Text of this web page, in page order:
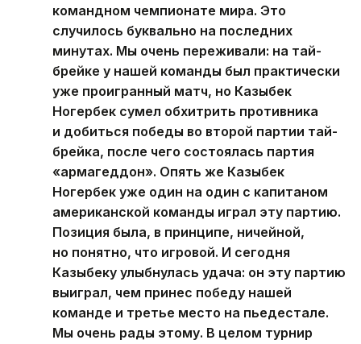
командном чемпионате мира. Это
случилось буквально на последних
минутах. Мы очень переживали: на тай-
брейке у нашей команды был практически
уже проигранный матч, но Казыбек
Ногербек сумел обхитрить противника
и добиться победы во второй партии тай-
брейка, после чего состоялась партия
«армагеддон». Опять же Казыбек
Ногербек уже один на один с капитаном
американской команды играл эту партию.
Позиция была, в принципе, ничейной,
но понятно, что игровой. И сегодня
Казыбеку улыбнулась удача: он эту партию
выиграл, чем принес победу нашей
команде и третье место на пьедестале.
Мы очень рады этому. В целом турнир